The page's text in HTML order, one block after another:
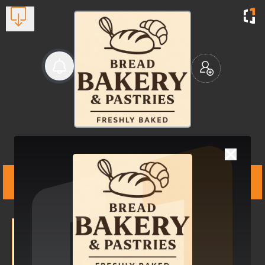
Ζαχαροπλαστείο-Card
Φρέσκο ψωμί & γλυκά με
μεράκι.
Βλέπουν τώρα: